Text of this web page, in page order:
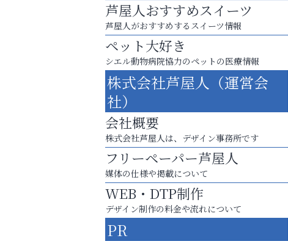
まずは話してみませんか？
「相続」無料相談会カフェ
ラ・ミカ矯正歯科
芦屋人おすすめスイーツ
芦屋人がおすすめするスイーツ情報
ペット大好き
シエル動物病院協力のペットの医療情報
株式会社芦屋人（運営会
社）
会社概要
株式会社芦屋人は、デザイン事務所です
フリーペーパー芦屋人
媒体の仕様や掲載について
WEB・DTP制作
デザイン制作の料金や流れについて
PR